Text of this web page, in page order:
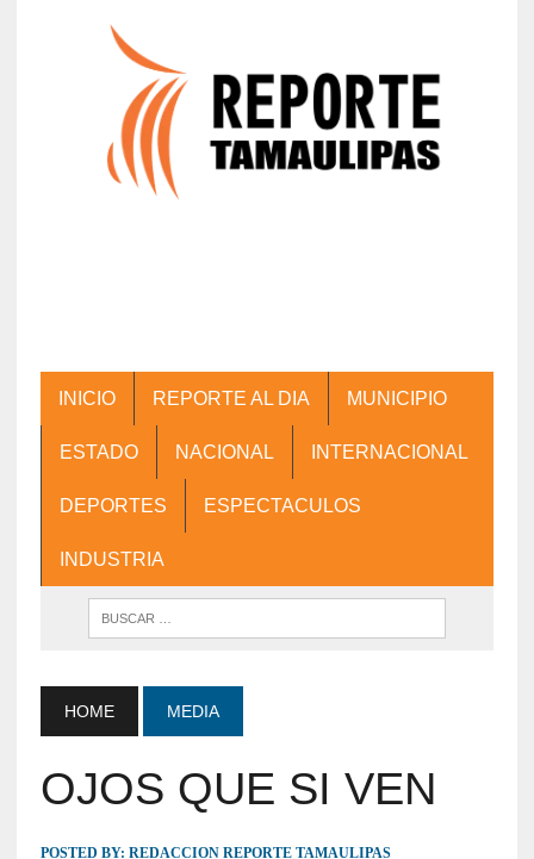
INICIO REPORTE AL DIA MUNICIPIO
ESTADO NACIONAL INTERNACIONAL
DEPORTES ESPECTACULOS
INDUSTRIA
HOME MEDIA
OJOS QUE SI VEN
POSTED BY: REDACCION REPORTE TAMAULIPAS